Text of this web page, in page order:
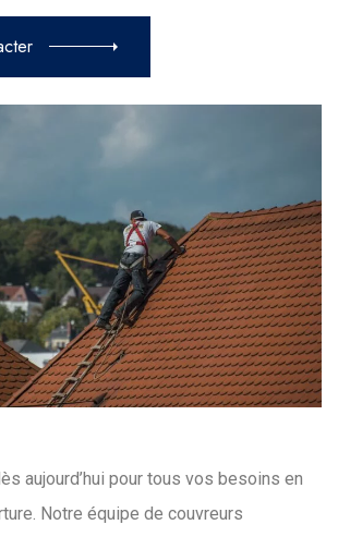
aujourd’hui pour tous vos besoins en
Notre équipe de couvreurs